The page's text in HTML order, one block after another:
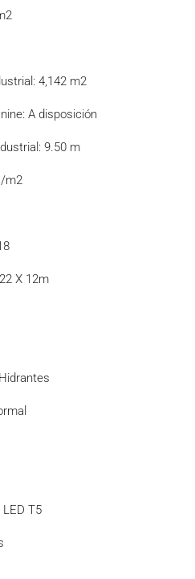
4,142 m2
A disposición
9.50 m
m2
X 12m
T5